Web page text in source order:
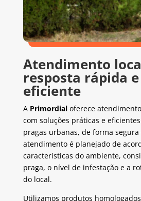
Atendimento
resposta rápida
eficiente
A Primordialoferece
com soluções práticas e
pragas urbanas, de forma segura
atendimento é planejado de
características do ambiente,
praga, o nível de infestação e a
do local.
Utilizamos produtos